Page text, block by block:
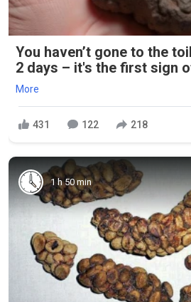
You haven’t gone to the
2 days – it's the first sign
More
431 122 218
1 h 50 min